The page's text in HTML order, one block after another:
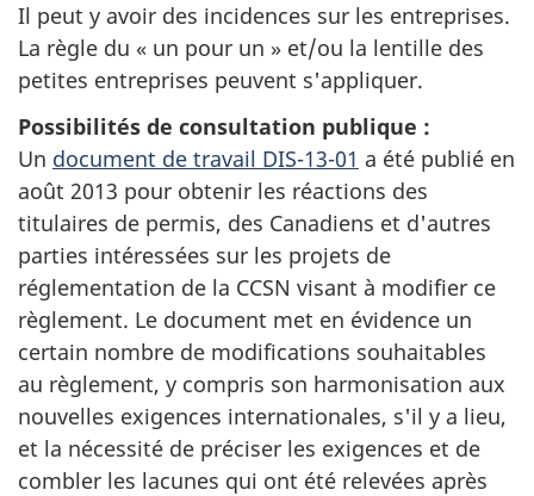
Il peut y avoir des incidences sur les entreprises.
La règle du « un pour un » et/ou la lentille des
petites entreprises peuvent s'appliquer.
Possibilités de consultation publique :
Un document de travail DIS-13-01 a été publié en
août 2013 pour obtenir les réactions des
titulaires de permis, des Canadiens et d'autres
parties intéressées sur les projets de
réglementation de la CCSN visant à modifier ce
règlement. Le document met en évidence un
certain nombre de modifications souhaitables
au règlement, y compris son harmonisation aux
nouvelles exigences internationales, s'il y a lieu,
et la nécessité de préciser les exigences et de
combler les lacunes qui ont été relevées après